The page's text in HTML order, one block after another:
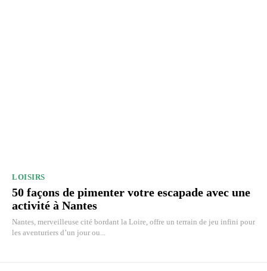
LOISIRS
50 façons de pimenter votre escapade avec une
activité à Nantes
Nantes, merveilleuse cité bordant la Loire, offre un terrain de jeu infini pour
les aventuriers d’un jour ou...